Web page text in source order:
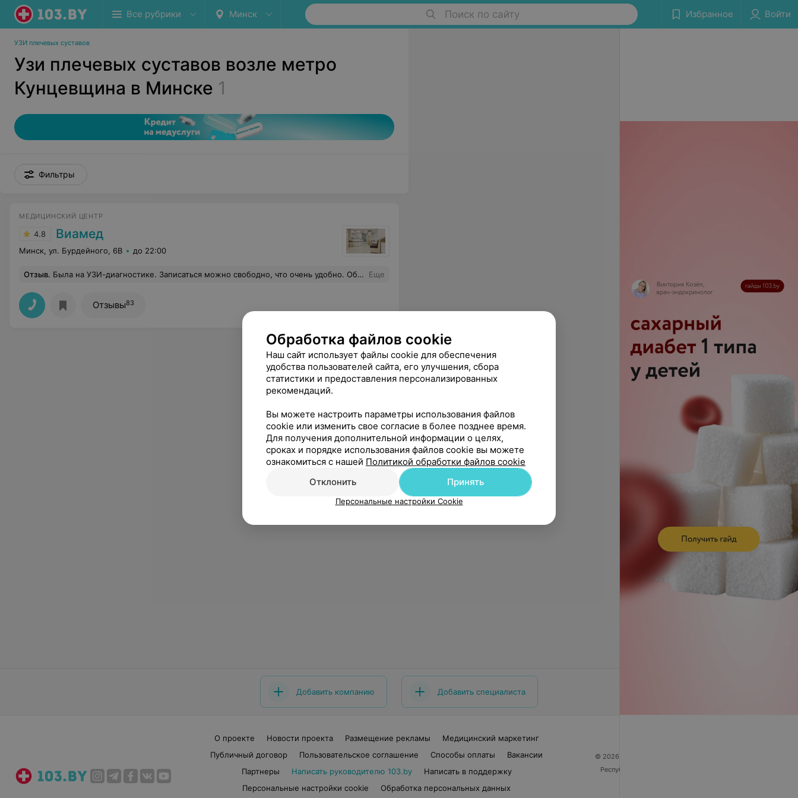
Все рубрики Минск Поиск по сайту Избранное Войти
УЗИ плечевых суставов
Узи плечевых суставов возле метро
Кунцевщина в Минске 1
Фильтры
МЕДИЦИНСКИЙ ЦЕНТР
4.8 Виамед
Минск, ул. Бурдейного, 6В до 22:00
Отзыв. Была на УЗИ-диагностике. Записаться можно свободно, что очень удобно. Обстановка в клинике располагает, лаконично и выдержанно. Все новенькое, радует глаз. Желаю вам роста! Еще
Отзывы83
Добавить компанию Добавить специалиста
О проекте Новости проекта Размещение рекламы
Медицинский маркетинг
Публичный договор
Пользовательское соглашение Способы оплаты
Вакансии
Партнеры
Написать руководителю 103.by
Написать в поддержку
Персональные настройки cookie
Обработка персональных данных
© 2026 ООО «Артокс Лаб», УНП 191700409
Республика Беларусь, г. Минск, улица Толбухина, 2,
Обработка файлов cookie
Наш сайт использует файлы cookie для обеспечения
удобства пользователей сайта, его улучшения, сбора
статистики и предоставления персонализированных
рекомендаций.
Вы можете настроить параметры использования файлов
cookie или изменить свое согласие в более позднее время.
Для получения дополнительной информации о целях,
сроках и порядке использования файлов cookie вы можете
ознакомиться с нашей Политикой обработки файлов cookie
Отклонить
Принять
Персональные настройки Cookie